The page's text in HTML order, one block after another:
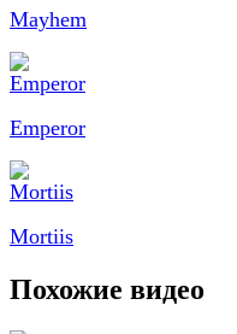
Mayhem
Emperor
Mortiis
Похожие видео